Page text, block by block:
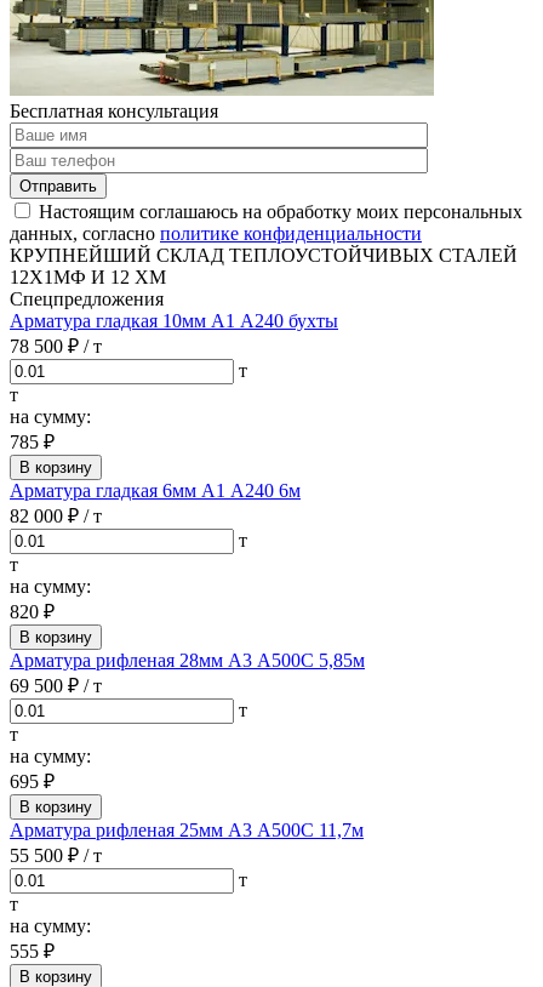
Бесплатная консультация
Отправить
Настоящим соглашаюсь на обработку моих персональных
данных, согласно политике конфиденциальности
КРУПНЕЙШИЙ СКЛАД ТЕПЛОУСТОЙЧИВЫХ СТАЛЕЙ
12Х1МФ И 12 ХМ
Спецпредложения
Арматура гладкая 10мм А1 А240 бухты
78 500 ₽ / т
т
т
на сумму:
785 ₽
В корзину
Арматура гладкая 6мм А1 А240 6м
82 000 ₽ / т
т
т
на сумму:
820 ₽
В корзину
Арматура рифленая 28мм А3 А500С 5,85м
69 500 ₽ / т
т
т
на сумму:
695 ₽
В корзину
Арматура рифленая 25мм А3 А500С 11,7м
55 500 ₽ / т
т
т
на сумму:
555 ₽
В корзину